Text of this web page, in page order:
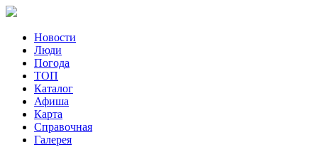
Новости
Люди
Погода
ТОП
Каталог
Афиша
Карта
Справочная
Галерея